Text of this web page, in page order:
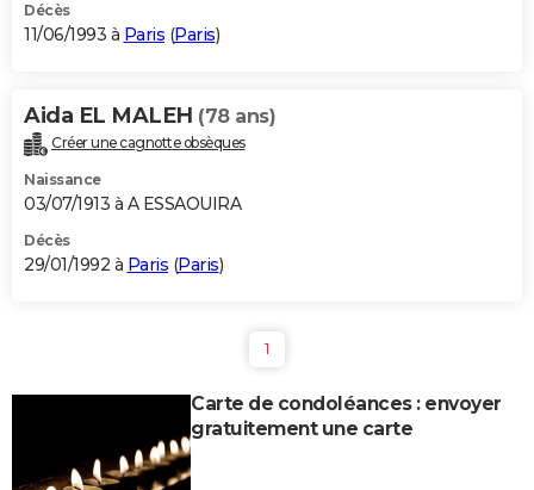
Décès
11/06/1993 à Paris (Paris)
Aida EL MALEH (78 ans)
Créer une cagnotte obsèques
Naissance
03/07/1913 à A ESSAOUIRA
Décès
29/01/1992 à Paris (Paris)
1
Carte de condoléances : envoyer
gratuitement une carte